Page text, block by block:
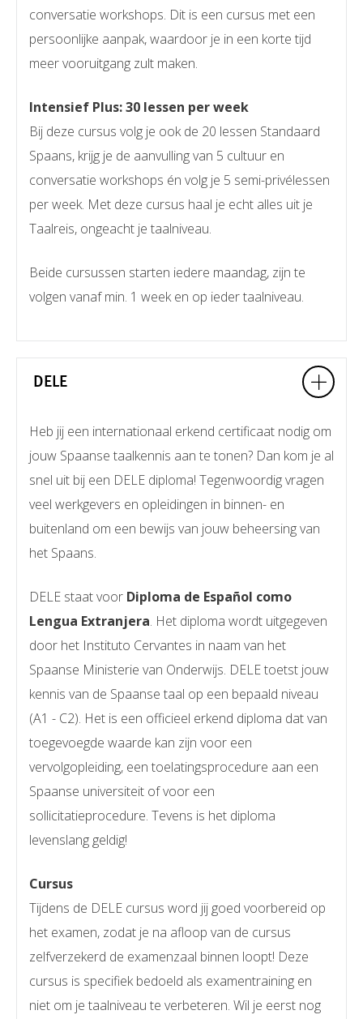
conversatie workshops. Dit is een cursus met een
persoonlijke aanpak, waardoor je in een korte tijd
meer vooruitgang zult maken.
Intensief Plus: 30 lessen per week
Bij deze cursus volg je ook de 20 lessen Standaard
Spaans, krijg je de aanvulling van 5 cultuur en
conversatie workshops én volg je 5 semi-privélessen
per week. Met deze cursus haal je echt alles uit je
Taalreis, ongeacht je taalniveau.
Beide cursussen starten iedere maandag, zijn te
volgen vanaf min. 1 week en op ieder taalniveau.
DELE
Heb jij een internationaal erkend certificaat nodig om
jouw Spaanse taalkennis aan te tonen? Dan kom je al
snel uit bij een DELE diploma! Tegenwoordig vragen
veel werkgevers en opleidingen in binnen- en
buitenland om een bewijs van jouw beheersing van
het Spaans.
DELE staat voor Diploma de Español como
Lengua Extranjera. Het diploma wordt uitgegeven
door het Instituto Cervantes in naam van het
Spaanse Ministerie van Onderwijs. DELE toetst jouw
kennis van de Spaanse taal op een bepaald niveau
(A1 - C2). Het is een officieel erkend diploma dat van
toegevoegde waarde kan zijn voor een
vervolgopleiding, een toelatingsprocedure aan een
Spaanse universiteit of voor een
sollicitatieprocedure. Tevens is het diploma
levenslang geldig!
Cursus
Tijdens de DELE cursus word jij goed voorbereid op
het examen, zodat je na afloop van de cursus
zelfverzekerd de examenzaal binnen loopt! Deze
cursus is specifiek bedoeld als examentraining en
niet om je taalniveau te verbeteren. Wil je eerst nog